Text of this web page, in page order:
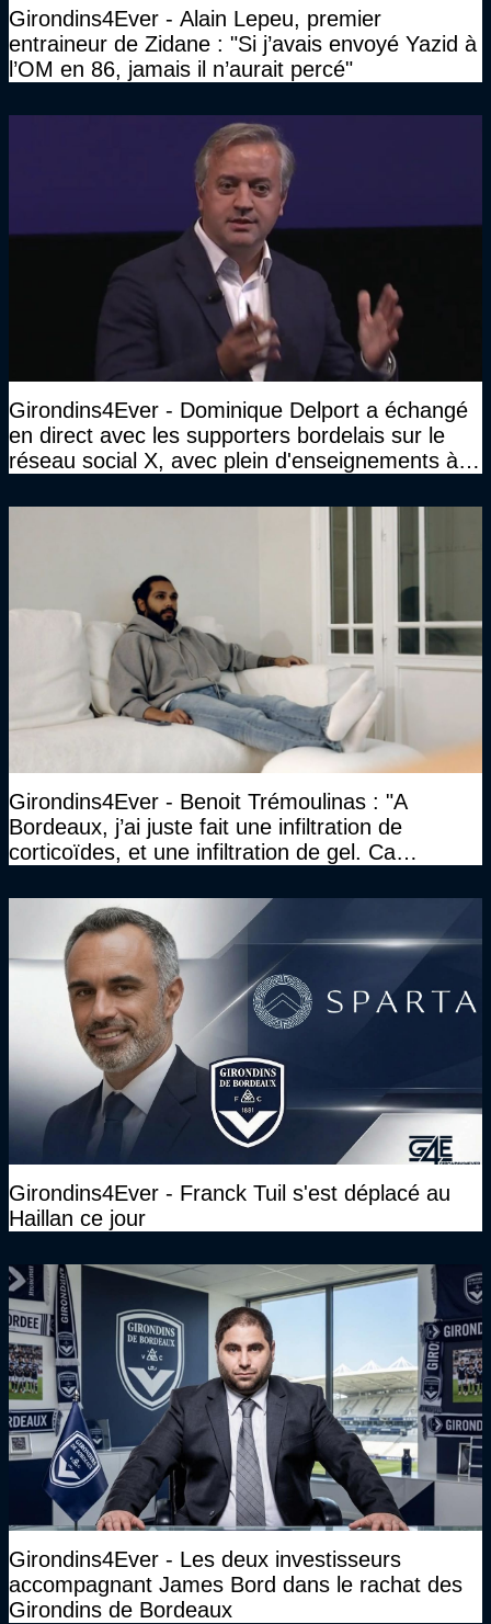
Girondins4Ever - Alain Lepeu, premier
entraineur de Zidane : "Si j’avais envoyé Yazid à
l’OM en 86, jamais il n’aurait percé"
Girondins4Ever - Dominique Delport a échangé
en direct avec les supporters bordelais sur le
réseau social X, avec plein d'enseignements à la
Girondins4Ever - Benoit Trémoulinas : "A
Bordeaux, j’ai juste fait une infiltration de
corticoïdes, et une infiltration de gel. Ca
Girondins4Ever - Franck Tuil s'est déplacé au
Haillan ce jour
Girondins4Ever - Les deux investisseurs
accompagnant James Bord dans le rachat des
Girondins de Bordeaux